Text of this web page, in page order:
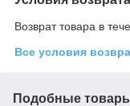
Возврат товара в
Все условия
Подобные